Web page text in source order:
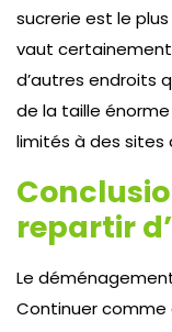
sucrerie est le
vaut certainement
d’autres endroits
de la taille
limités à des sites
repartir
Le
Continuer comme